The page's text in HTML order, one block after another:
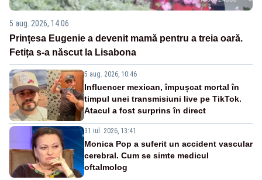
5 aug. 2026, 14:06
Prințesa Eugenie a devenit mamă pentru a treia oară.
Fetița s-a născut la Lisabona
5 aug. 2026, 10:46
Influencer mexican, împușcat mortal în
timpul unei transmisiuni live pe TikTok.
Atacul a fost surprins în direct
31 iul. 2026, 13:41
Monica Pop a suferit un accident vascular
cerebral. Cum se simte medicul
oftalmolog